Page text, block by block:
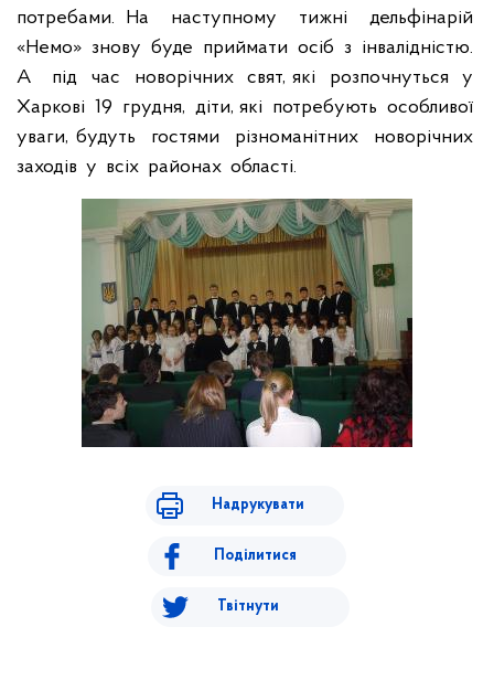
потребами. На
наступному тижні
дельфінарій
«Немо» знову буде приймати осіб з інвалідністю.
А
під час новорічних свят, які розпочнуться
у
Харкові 19 грудня, діти, які потребують особливої
уваги, будуть
гостями різноманітних
новорічних
заходів у всіх районах області.
Надрукувати
Поділитися
Твітнути